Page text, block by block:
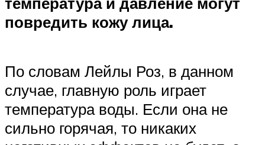
повредить кожу лица.
По словам Лейлы Роз, в данном
случае, главную роль играет
температура воды. Если она не
сильно горячая, то никаких